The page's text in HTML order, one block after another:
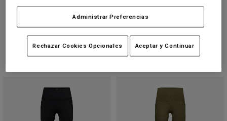
Stickers
Sudaderas
Pantalones Cortos
Bañadores
Administrar Preferencias
Rechazar Cookies Opcionales Aceptar y Continuar